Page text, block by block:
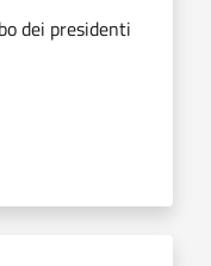
dei presidenti